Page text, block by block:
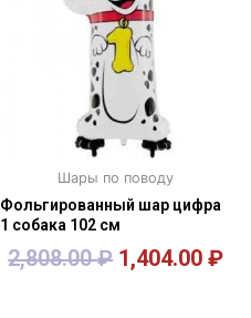
Шары по поводу
Фольгированный шар цифра
1 собака 102 см
2,808.00₽ 1,404.00₽